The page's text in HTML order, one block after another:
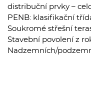
distribuční prvky –
PENB: klasifikační
Soukromé střešní
Stavební povolení z
Nadzemních/